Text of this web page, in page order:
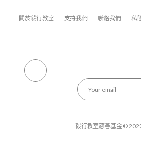
關於毅行教室 支持我們 聯絡我們 私
毅行教室慈善基金 ©